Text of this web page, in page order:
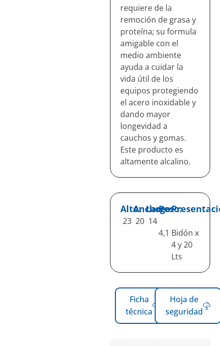
requiere de la
remoción de grasa y
proteína; su formula
amigable con el
medio ambiente
ayuda a cuidar la
vida útil de los
equipos protegiendo
el acero inoxidable y
dando mayor
longevidad a
cauchos y gomas.
Este producto es
altamente alcalino.
Alto:
23
Ancho:
20
Largo:
14
Peso:
4,1 Bidón x
4 y 20
Lts
Ficha
técnica
Hoja de
seguridad